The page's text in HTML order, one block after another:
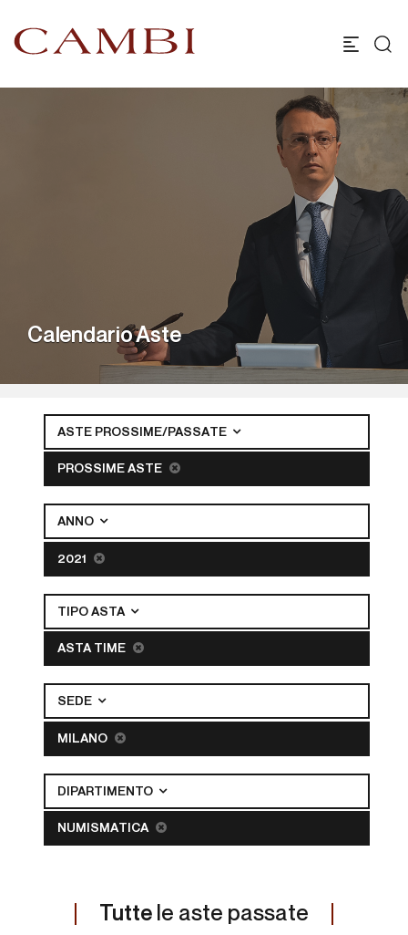
Calendario Aste
ASTE PROSSIME/PASSATE
PROSSIME ASTE
ANNO
2021
TIPO ASTA
ASTA TIME
SEDE
MILANO
DIPARTIMENTO
NUMISMATICA
Tutte le aste passate